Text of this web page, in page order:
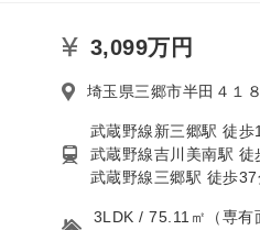
3,099万円
埼玉県三郷市半田４１８
武蔵野線新三郷駅 徒歩
武蔵野線吉川美南駅 徒
武蔵野線三郷駅 徒歩37
3LDK / 75.11㎡（専有